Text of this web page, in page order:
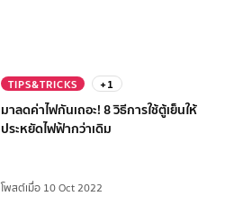
TIPS&TRICKS +1
มาลดค่าไฟกันเถอะ! 8 วิธีการใช้ตู้เย็นให้
ประหยัดไฟฟ้ากว่าเดิม
โพสต์เมื่อ 10 Oct 2022